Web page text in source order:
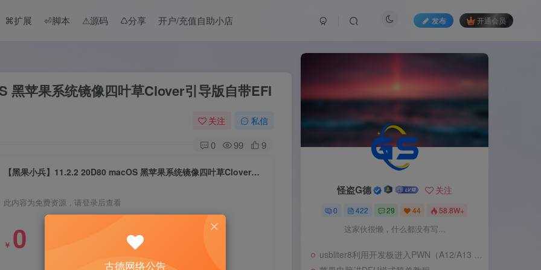
⌘扩展 ⏎脚本 ⚠︎源码 ♺分享 开户/充值自助小店 发布 开通会员
黑苹果系统镜像四叶草Clover引导版自带EFI
关注 私信
0 99 9
【黑果小兵】11.2.2 20D80 macOS 黑苹果系统镜像四叶草Clover引导版自带EFI
此内容为免费资源，请登录后查看
￥ 0
怪盗G德 关注
0 422 29 44 58.8W+
这家伙很懒，什么都没有写...
usbliter8利用开发板进入PWN（A12/A13 SecureROM 漏洞利用）
古德网络公告